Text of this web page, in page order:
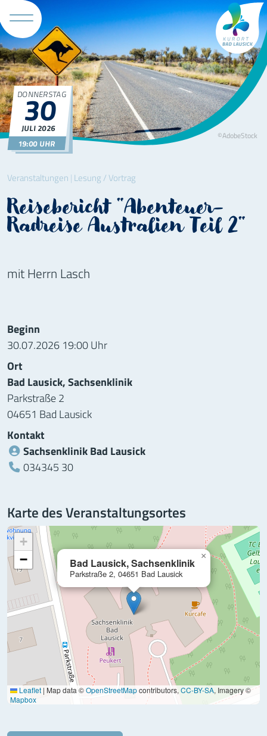
Tourismus
©AdobeStock
Veranstaltungen | Lesung / Vortrag
Reisebericht "Abenteuer-
Radreise Australien Teil 2"
DONNERSTAG
30
JULI2026
19:00 UHR
mit Herrn Lasch
Informationen zur Veranstaltung
Beginn
30.07.2026 19:00 Uhr
Ort
Bad Lausick, Sachsenklinik
Parkstraße 2
04651 Bad Lausick
Kontakt
Sachsenklinik Bad Lausick
Telefon:
034345 30
Karte des Veranstaltungsortes
Bad Lausick, Sachsenklinik
Parkstraße 2, 04651 Bad Lausick
×
+
−
Leaflet | Map data ©OpenStreetMapcontributors, CC-BY-SA, Imagery ©
Mapbox